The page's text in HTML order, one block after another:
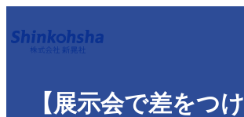
【展示会で差をつけ